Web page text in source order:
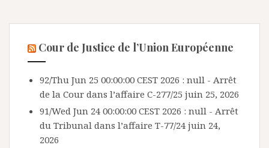
Cour de Justice de l’Union Européenne
92/Thu Jun 25 00:00:00 CEST 2026 : null - Arrêt
de la Cour dans l’affaire C-277/25 juin 25, 2026
91/Wed Jun 24 00:00:00 CEST 2026 : null - Arrêt
du Tribunal dans l’affaire T-77/24 juin 24,
2026